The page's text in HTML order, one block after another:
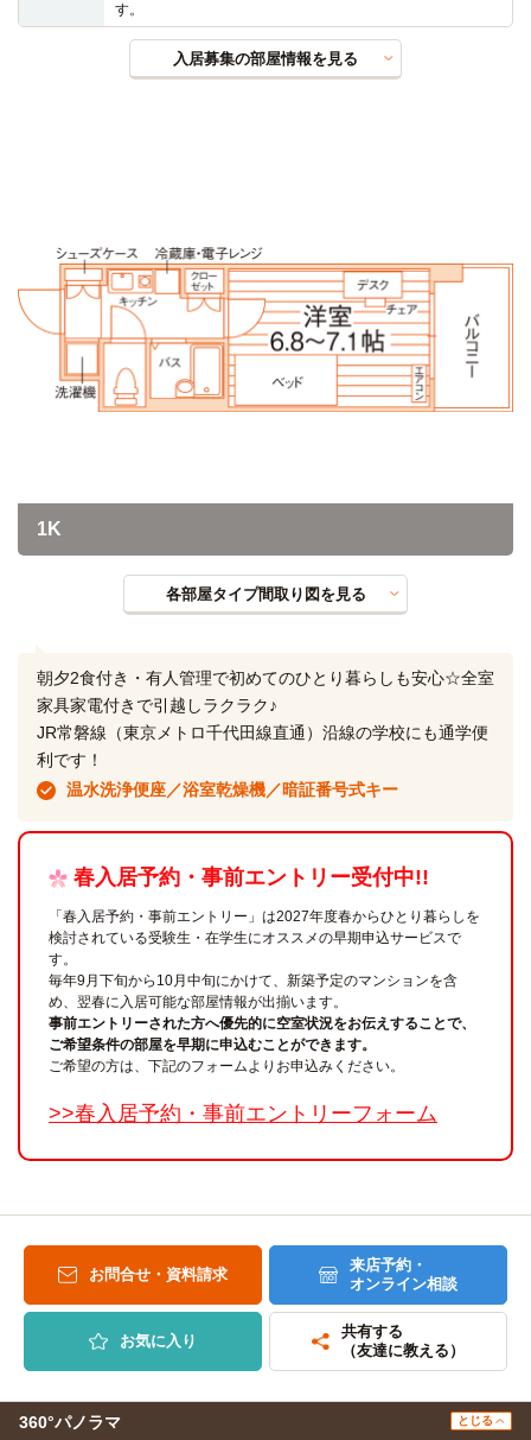
す。
入居募集の部屋情報を見る
1K
各部屋タイプ間取り図を見る
朝夕2食付き・有人管理で初めてのひとり暮らしも安心☆全室
家具家電付きで引越しラクラク♪
JR常磐線（東京メトロ千代田線直通）沿線の学校にも通学便
利です！
温水洗浄便座／浴室乾燥機／暗証番号式キー
春入居予約・事前エントリー受付中!!
「春入居予約・事前エントリー」は2027年度春からひとり暮らしを
検討されている受験生・在学生にオススメの早期申込サービスで
す。
毎年9月下旬から10月中旬にかけて、新築予定のマンションを含
め、翌春に入居可能な部屋情報が出揃います。
事前エントリーされた方へ優先的に空室状況をお伝えすることで、
ご希望条件の部屋を早期に申込むことができます。
ご希望の方は、下記のフォームよりお申込みください。
>>春入居予約・事前エントリーフォーム
お問合せ・資料請求
来店予約・
オンライン相談
お気に入り
共有する
（友達に教える）
360°パノラマ とじる